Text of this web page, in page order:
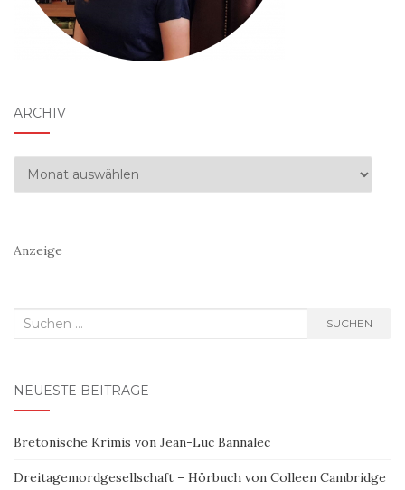
ARCHIV
Archiv
Anzeige
Suchen
SUCHEN
NEUESTE BEITRÄGE
Bretonische Krimis von Jean-Luc Bannalec
Dreitagemordgesellschaft – Hörbuch von Colleen Cambridge